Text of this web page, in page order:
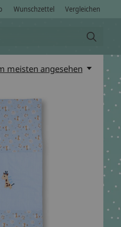
Wunschzettel Vergleichen
meisten angesehen